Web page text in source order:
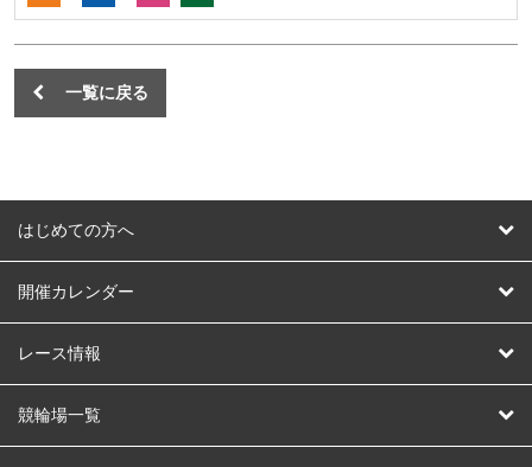
一覧に戻る
はじめての方へ
はじめての方へ
開催カレンダー
競輪
オートレース
レース情報
レース予想
競輪場一覧